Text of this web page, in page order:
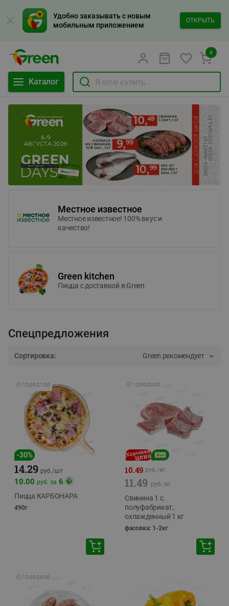
Удобно заказывать с новым
мобильным приложением
ОТКРЫТЬ
Каталог
0
Местное известное
Местное известное! 100% вкус и
качество!
Green kitchen
Пицца c доставкой в Green
Спецпредложения
Сортировка: Green рекомендует
🕘 12:00-21:00
-30%
14.29 руб./шт
10.00 руб. за 6
Пицца КАРБОНАРА
490г
🕘 12:00-20:00
10.49 руб./кг
11.49 руб./кг
Свинина 1 с.
полуфабрикат,
охлажденный 1 кг
фасовка: 1-2кг
🕘 12:00-20:00